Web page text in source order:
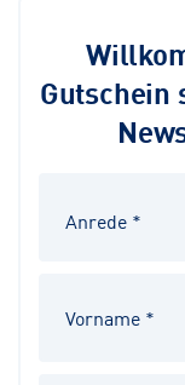
Gutschein